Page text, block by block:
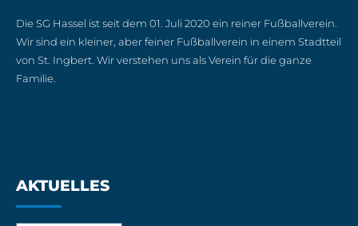
Die SG Hassel ist seit dem 01. Juli 2020 ein reiner Fußballverein.
Wir sind ein kleiner, aber feiner Fußballverein in einem Stadtteil
von St. Ingbert. Wir verstehen uns als Verein für die ganze
Familie.
AKTUELLES